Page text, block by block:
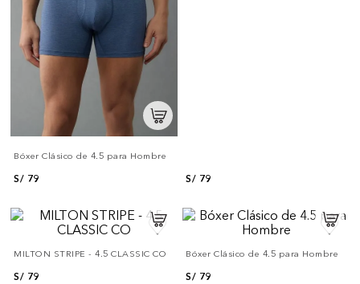
Bóxer Clásico de 4.5 para Hombre
S/ 79 S/ 79
MILTON STRIPE - 4.5 CLASSIC CO
S/ 79
Bóxer Clásico de 4.5 para Hombre
S/ 79